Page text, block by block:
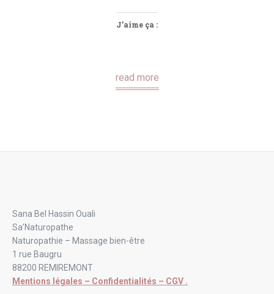
J’aime ça :
read more
Sana Bel Hassin Ouali
Sa’Naturopathe
Naturopathie – Massage bien-être
1 rue Baugru
88200 REMIREMONT
Mentions légales – Confidentialités – CGV .